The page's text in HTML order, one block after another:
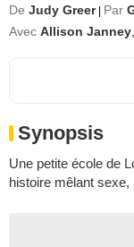
De Judy Greer Par
Avec Allison Janney
Synopsis
Une petite école de
histoire mêlant